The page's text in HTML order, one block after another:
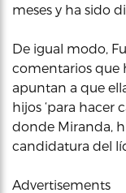
meses y ha sido
De igual modo,
comentarios que
apuntan a que
hijos ‘para hacer
donde Miranda,
candidatura del
Advertisements